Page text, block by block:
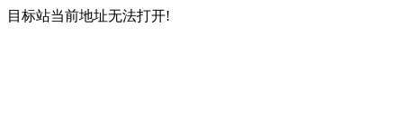
目标站当前地址无法打开!